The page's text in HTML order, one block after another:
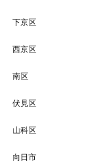
下京区
西京区
南区
伏見区
山科区
向日市